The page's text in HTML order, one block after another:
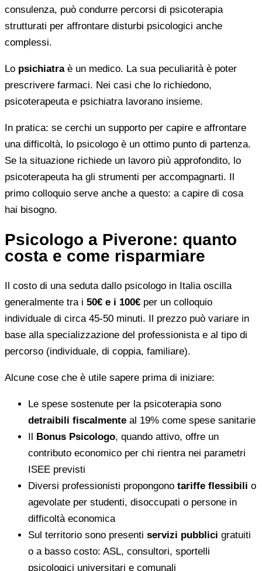
consulenza, può condurre percorsi di psicoterapia
strutturati per affrontare disturbi psicologici anche
complessi.
Lo psichiatraè un medico. La sua peculiarità è poter
prescrivere farmaci. Nei casi che lo richiedono,
psicoterapeuta e psichiatra lavorano insieme.
In pratica: se cerchi un supporto per capire e affrontare
una difficoltà, lo psicologo è un ottimo punto di partenza.
Se la situazione richiede un lavoro più approfondito, lo
psicoterapeuta ha gli strumenti per accompagnarti. Il
primo colloquio serve anche a questo: a capire di cosa
hai bisogno.
Psicologo a Piverone: quanto
costa e come risparmiare
Il costo di una seduta dallo psicologo in Italia oscilla
generalmente tra i 50€ e i 100€ per un colloquio
individuale di circa 45-50 minuti. Il prezzo può variare in
base alla specializzazione del professionista e al tipo di
percorso (individuale, di coppia, familiare).
Alcune cose che è utile sapere prima di iniziare:
Le spese sostenute per la psicoterapia sono
detraibili fiscalmente al 19% come spese sanitarie
Il Bonus Psicologo, quando attivo, offre un
contributo economico per chi rientra nei parametri
ISEE previsti
Diversi professionisti propongono tariffe flessibili o
agevolate per studenti, disoccupati o persone in
difficoltà economica
Sul territorio sono presenti servizi pubblici gratuiti
o a basso costo: ASL, consultori, sportelli
psicologici universitari e comunali